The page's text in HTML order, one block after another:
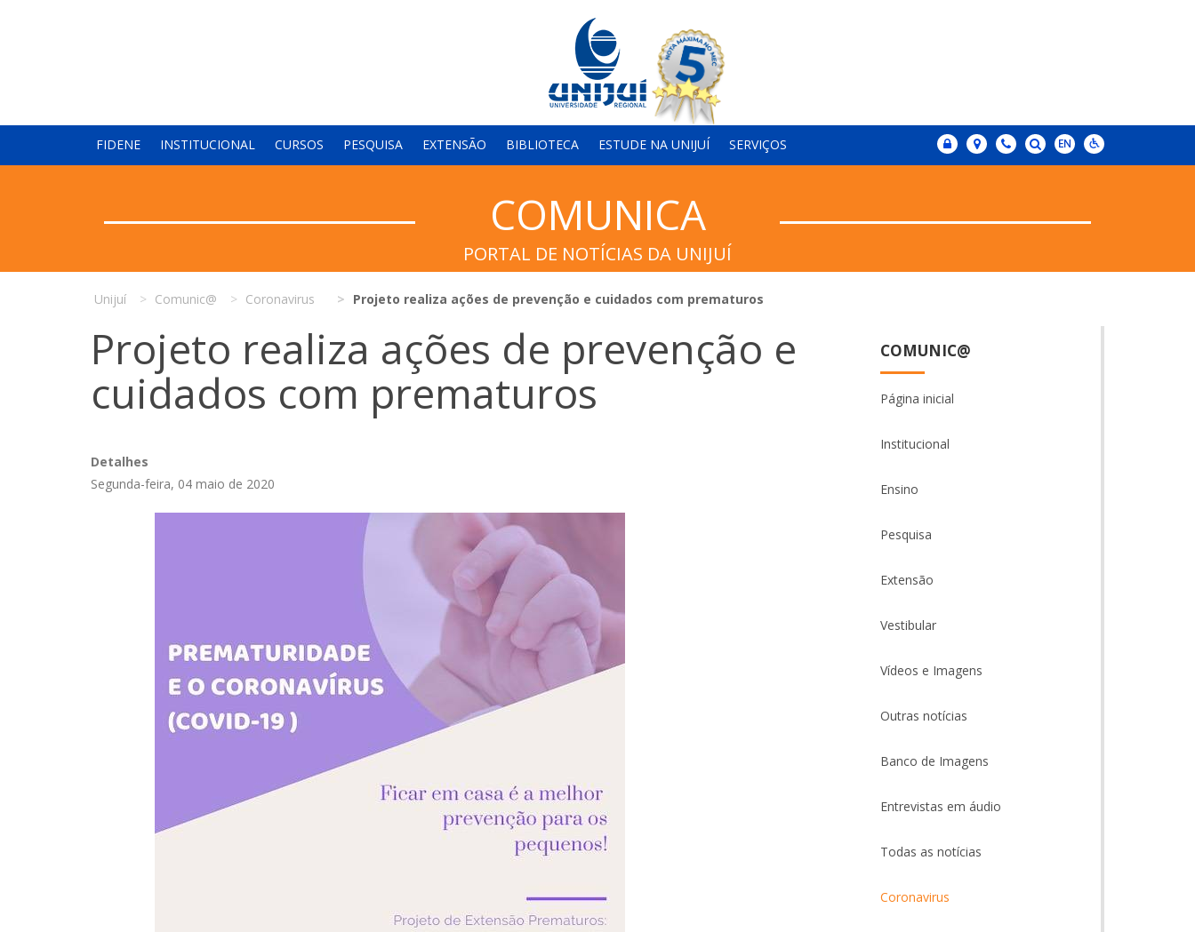
FIDENE INSTITUCIONAL CURSOS PESQUISA EXTENSÃO BIBLIOTECA ESTUDE NA UNIJUÍ SERVIÇOS
COMUNICA
PORTAL DE NOTÍCIAS DA UNIJUÍ
Unijuí Comunic@ Coronavirus Projeto realiza ações de prevenção e cuidados com prematuros
Projeto realiza ações de prevenção e
cuidados com prematuros
Detalhes
Segunda-feira, 04 maio de 2020
COMUNIC@
Página inicial
Institucional
Ensino
Pesquisa
Extensão
Vestibular
Vídeos e Imagens
Outras notícias
Banco de Imagens
Entrevistas em áudio
Todas as notícias
Coronavirus